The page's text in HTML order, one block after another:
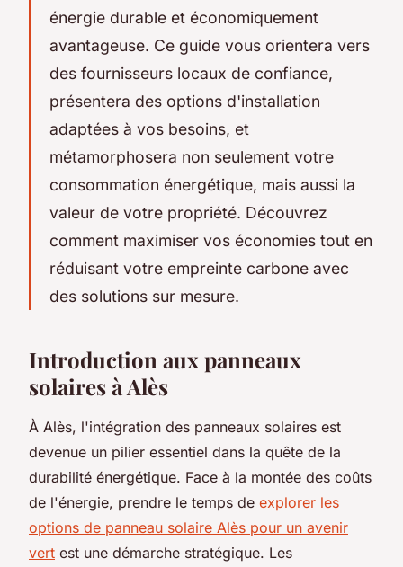
énergie durable et économiquement
avantageuse. Ce guide vous orientera vers
des fournisseurs locaux de confiance,
présentera des options d'installation
adaptées à vos besoins, et
métamorphosera non seulement votre
consommation énergétique, mais aussi la
valeur de votre propriété. Découvrez
comment maximiser vos économies tout en
réduisant votre empreinte carbone avec
des solutions sur mesure.
Introduction aux panneaux
solaires à Alès
À Alès, l'intégration des panneaux solaires est
devenue un pilier essentiel dans la quête de la
durabilité énergétique. Face à la montée des coûts
de l'énergie, prendre le temps de explorer les
options de panneau solaire Alès pour un avenir
vert est une démarche stratégique. Les